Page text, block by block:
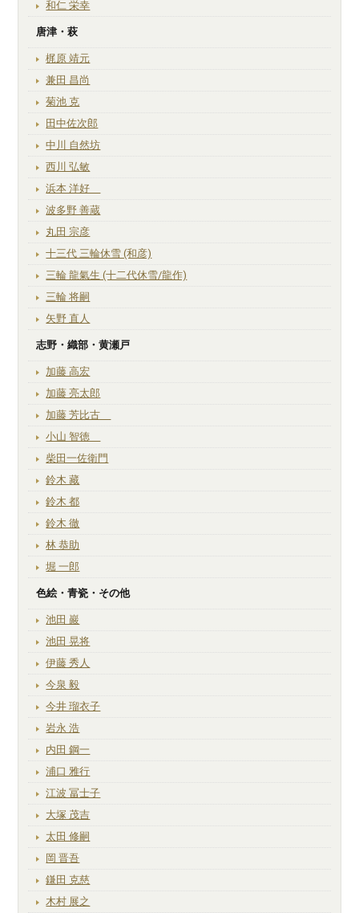
和仁 栄幸
唐津・萩
梶原 靖元
兼田 昌尚
菊池 克
田中佐次郎
中川 自然坊
西川 弘敏
浜本 洋好
波多野 善蔵
丸田 宗彦
十三代 三輪休雪 (和彦)
三輪 龍氣生 (十二代休雪/龍作)
三輪 将嗣
矢野 直人
志野・織部・黄瀬戸
加藤 高宏
加藤 亮太郎
加藤 芳比古
小山 智徳
柴田一佐衛門
鈴木 藏
鈴木 都
鈴木 徹
林 恭助
堀 一郎
色絵・青瓷・その他
池田 巖
池田 晃将
伊藤 秀人
今泉 毅
今井 瑠衣子
岩永 浩
内田 鋼一
浦口 雅行
江波 冨士子
大塚 茂吉
太田 修嗣
岡 晋吾
鎌田 克慈
木村 展之